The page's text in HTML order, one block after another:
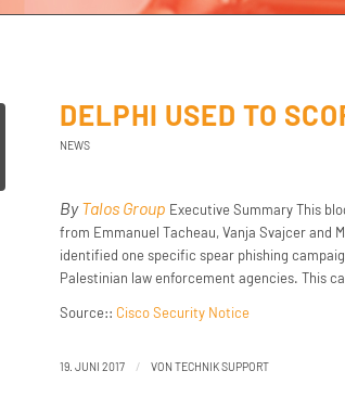
DELPHI USED TO
NEWS
ByTalos Group Executive Summary This
from Emmanuel Tacheau, Vanja Svajcer and
identified one specific spear phishing
Palestinian law enforcement agencies. This
Source:: Cisco Security Notice
19. JUNI 2017 / VON TECHNIK SUPPORT